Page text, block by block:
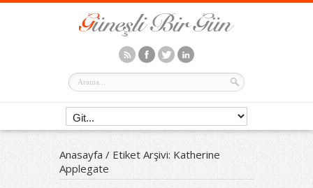
Anasayfa / Etiket Arşivi: Katherine
Applegate